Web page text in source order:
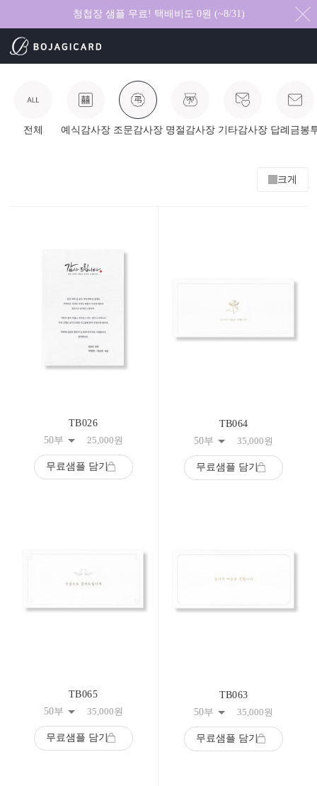
청첩장 샘플 무료! 택배비도 0원 (~8/31)
전체 예식감사장 조문감사장 명절감사장 기타감사장 답례금봉
크게
TB026
50부
25,000원
무료샘플 담기
TB064
50부
35,000원
무료샘플 담기
TB065
50부
35,000원
무료샘플 담기
TB063
50부
35,000원
무료샘플 담기